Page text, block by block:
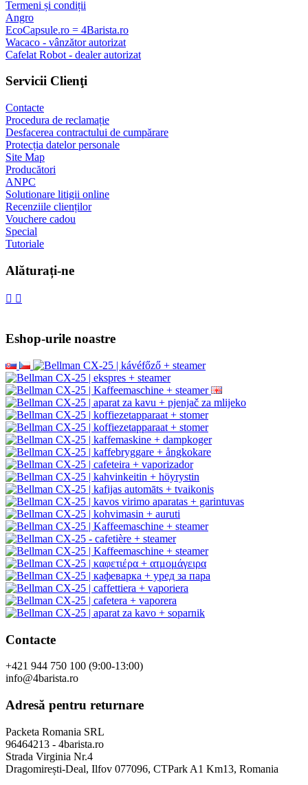
Termeni și condiții
Angro
EcoCapsule.ro = 4Barista.ro
Wacaco - vânzător autorizat
Cafelat Robot - dealer autorizat
Servicii Clienţi
Contacte
Procedura de reclamație
Desfacerea contractului de cumpărare
Protecția datelor personale
Site Map
Producători
ANPC
Solutionare litigii online
Recenziile clienților
Vouchere cadou
Special
Tutoriale
Alăturați-ne
Eshop-urile noastre
Contacte
+421 944 750 100 (9:00-13:00)
info@4barista.ro
Adresă pentru returnare
Packeta Romania SRL
96464213 - 4barista.ro
Strada Virginia Nr.4
Dragomirești-Deal, Ilfov 077096, CTPark A1 Km13, Romania